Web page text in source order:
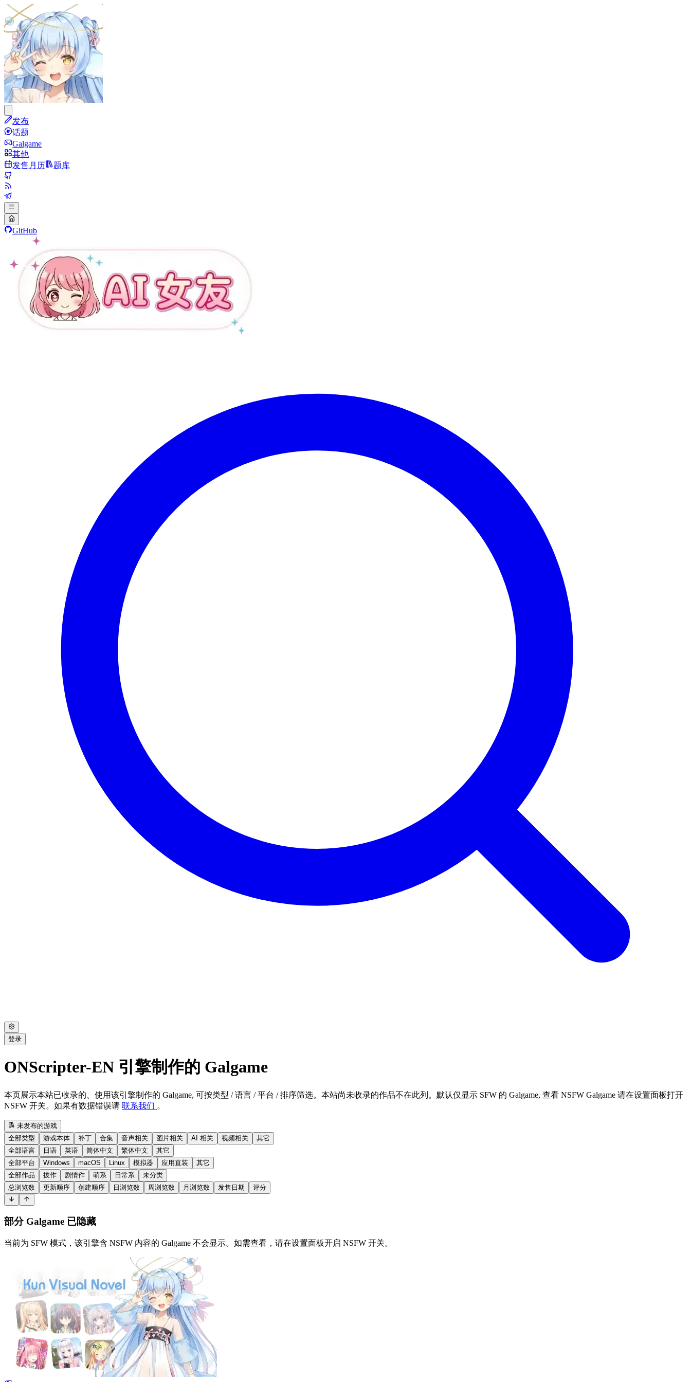
发布
话题
Galgame
其他
发售月历
题库
GitHub
登录
ONScripter-EN 引擎制作的 Galgame
本页展示本站已收录的、使用该引擎制作的 Galgame, 可按类型 / 语言 / 平台 / 排序筛选。本站尚未收录的作品不在此列。默认仅显示 SFW 的 Galgame, 查看 NSFW Galgame 请在设置面板打开
NSFW 开关。如果有数据错误请 联系我们 。
未发布的游戏
全部类型
游戏本体 补丁 合集 音声相关 图片相关 AI 相关 视频相关
其它
全部语言
日语 英语 简体中文 繁体中文
其它
全部平台
Windows macOS Linux 模拟器 应用直装
其它
全部作品
拔作 剧情作 萌系 日常系
未分类
总浏览数
更新顺序 创建顺序 日浏览数 周浏览数 月浏览数 发售日期 评分
部分 Galgame 已隐藏
当前为 SFW 模式，该引擎含 NSFW 内容的 Galgame 不会显示。如需查看，请在设置面板开启 NSFW 开关。